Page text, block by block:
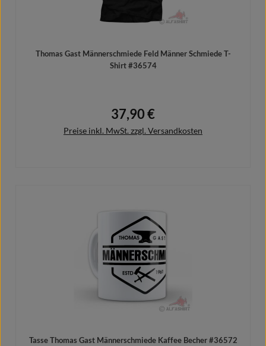
Thomas Gast Männerschmiede Feld Männer Schmiede T-
Shirt #36574
Regulärer Preis:
37,90 €
Preise inkl. MwSt. zzgl. Versandkosten
Tasse Thomas Gast Männerschmiede Kaffee Becher #36572